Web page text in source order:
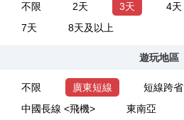
不限 2天 3天 4天
7天
8天及以上
遊玩地區
不限 廣東短線 短線跨省
中國長線 <飛機>
東南亞